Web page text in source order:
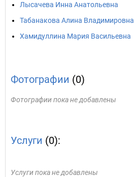
Лысачева Инна Анатольевна
Табанакова Алина Владимировна
Хамидуллина Мария Васильевна
Фотографии (0)
Фотографии пока не добавлены
Услуги (0):
Услуги пока не добавлены